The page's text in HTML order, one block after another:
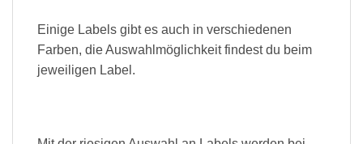
Einige Labels gibt es auch in verschiedenen
Farben, die Auswahlmöglichkeit findest du beim
jeweiligen Label.